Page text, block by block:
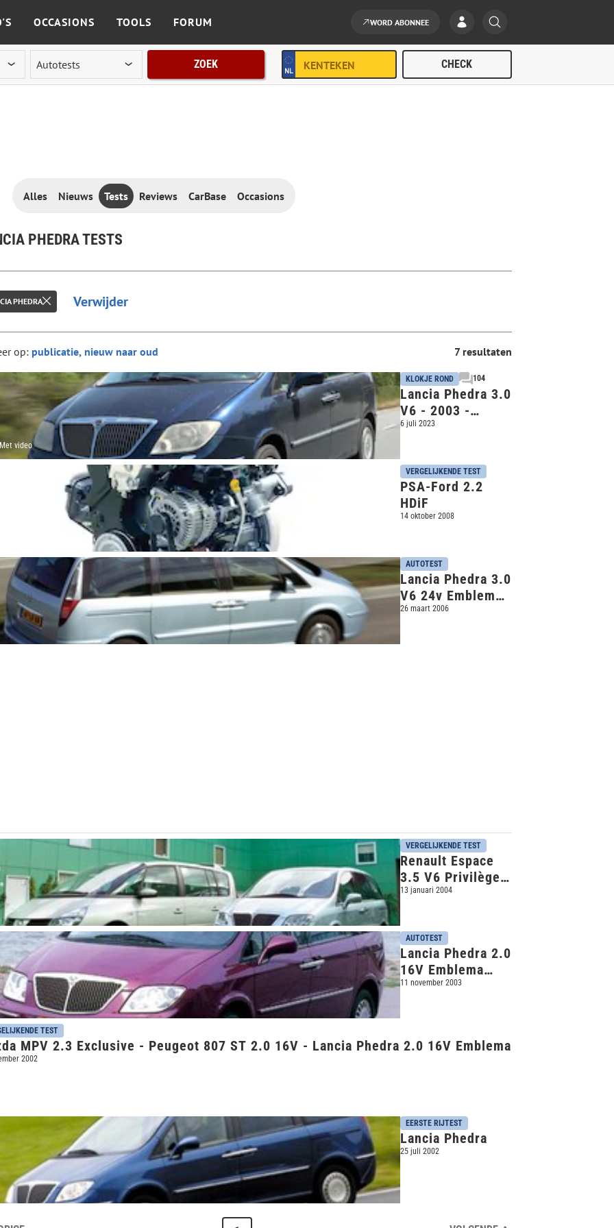
OCCASIONS TOOLS FORUM WORD ABONNEE
ZOEK
Alles Nieuws Tests Reviews CarBase Occasions
PHEDRA TESTS
PHEDRA Verwijder
op: 7 resultaten
video
KLOKJE ROND 104
Lancia Phedra 3.0
V6 - 2003 -
320.221 km -
6 juli 2023
VERGELIJKENDE TEST
PSA-Ford 2.2
HDiF
14 oktober 2008
AUTOTEST
Lancia Phedra 3.0
V6 24v Emblema
(2004)
26 maart 2006
VERGELIJKENDE TEST
Renault Espace
3.5 V6 Privilège
– Lancia Phedra
13 januari 2004
AUTOTEST
Lancia Phedra 2.0
16V Emblema
(2002)
11 november 2003
TEST
MPV 2.3 Exclusive - Peugeot 807 ST 2.0 16V - Lancia Phedra 2.0 16V Emblema
2002
EERSTE RIJTEST
Lancia Phedra
25 juli 2002